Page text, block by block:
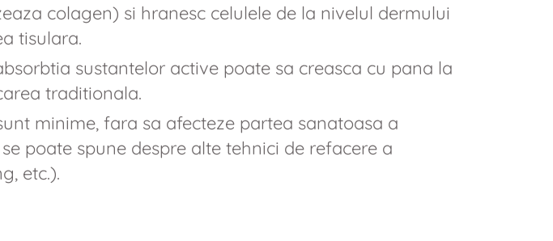
colagen) si hranesc celulele de la nivelul dermului
tisulara.
sustantelor active poate sa creasca cu pana la
traditionala.
minime, fara sa afecteze partea sanatoasa a
poate spune despre alte tehnici de refacere a
etc.).